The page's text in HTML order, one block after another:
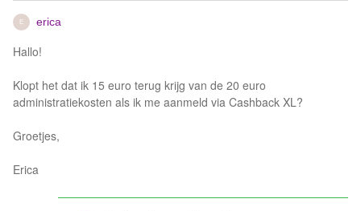
E erica
Hallo!
Klopt het dat ik 15 euro terug krijg van de 20 euro
administratiekosten als ik me aanmeld via Cashback XL?
Groetjes,
Erica